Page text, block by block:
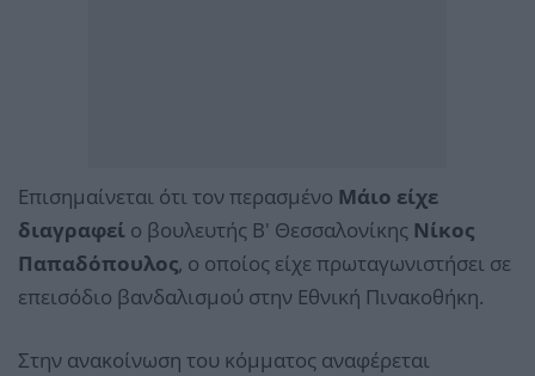
Επισημαίνεται ότι τον περασμένο Μάιο είχε
διαγραφεί ο βουλευτής Β' Θεσσαλονίκης Νίκος
Παπαδόπουλος, ο οποίος είχε πρωταγωνιστήσει σε
επεισόδιο βανδαλισμού στην Εθνική Πινακοθήκη.
Στην ανακοίνωση του κόμματος αναφέρεται